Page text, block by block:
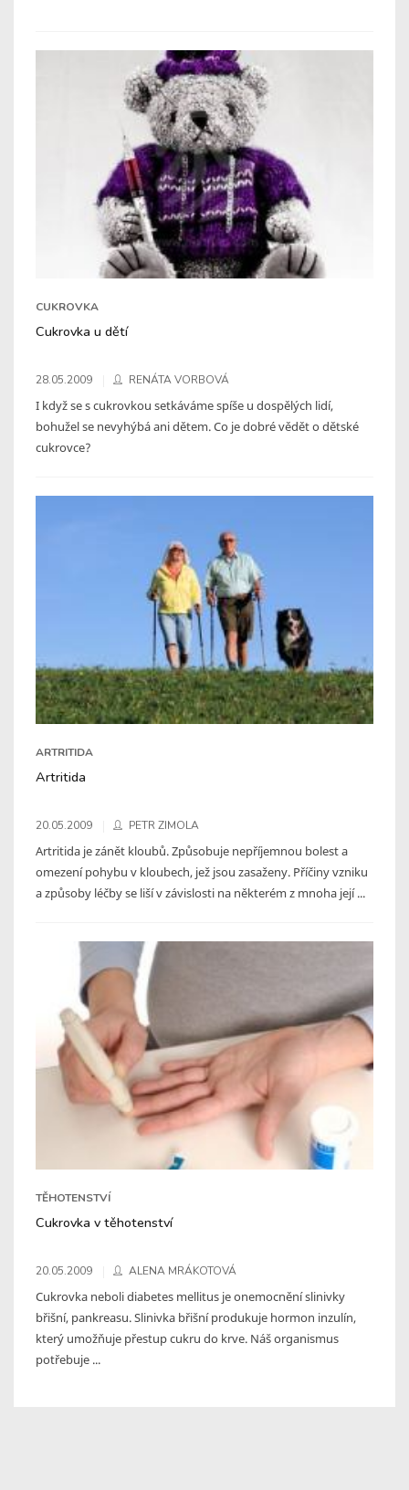
CUKROVKA
Cukrovka u dětí
28.05.2009 RENÁTA VORBOVÁ
I když se s cukrovkou setkáváme spíše u dospělých lidí,
bohužel se nevyhýbá ani dětem. Co je dobré vědět o dětské
cukrovce?
ARTRITIDA
Artritida
20.05.2009 PETR ZIMOLA
Artritida je zánět kloubů. Způsobuje nepříjemnou bolest a
omezení pohybu v kloubech, jež jsou zasaženy. Příčiny vzniku
a způsoby léčby se liší v závislosti na některém z mnoha její ...
TĚHOTENSTVÍ
Cukrovka v těhotenství
20.05.2009 ALENA MRÁKOTOVÁ
Cukrovka neboli diabetes mellitus je onemocnění slinivky
břišní, pankreasu. Slinivka břišní produkuje hormon inzulín,
který umožňuje přestup cukru do krve. Náš organismus
potřebuje ...